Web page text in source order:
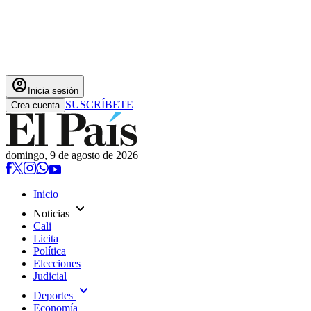
account_circle Inicia sesión
Crea cuenta SUSCRÍBETE
domingo, 9 de agosto de 2026
Inicio
Noticias expand_more
Cali
Licita
Política
Elecciones
Judicial
Deportes expand_more
Economía